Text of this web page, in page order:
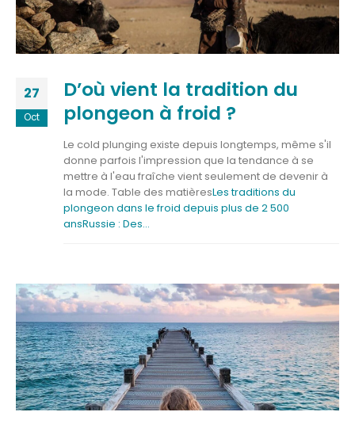
27
Oct
D’où vient la tradition du
plongeon à froid ?
Le cold plunging existe depuis longtemps, même s'il
donne parfois l'impression que la tendance à se
mettre à l'eau fraîche vient seulement de devenir à
la mode. Table des matièresLes traditions du
plongeon dans le froid depuis plus de 2 500
ansRussie : Des...